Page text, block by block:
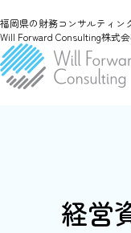
福岡県の財務コンサルティン
Will Forward Consulting株式
経営